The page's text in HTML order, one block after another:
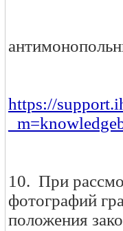
https://
10. При
фотографий
положения